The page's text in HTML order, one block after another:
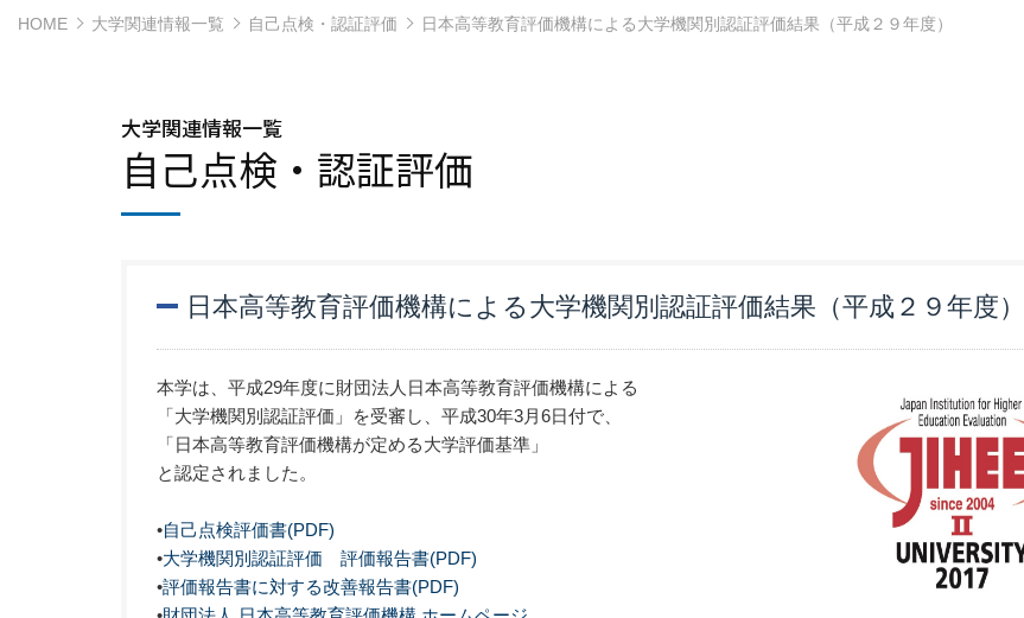
HOME 大学関連情報一覧 自己点検・認証評価 日本高等教育評価機構による大学機関別認証評価結果（平成２９年度）
大学関連情報一覧
自己点検・認証評価
日本高等教育評価機構による大学機関別認証評価結果（平成２９年度）
本学は、平成29年度に財団法人日本高等教育評価機構による
「大学機関別認証評価」を受審し、平成30年3月6日付で、
「日本高等教育評価機構が定める大学評価基準」
と認定されました。
•自己点検評価書(PDF)
•大学機関別認証評価 評価報告書(PDF)
•評価報告書に対する改善報告書(PDF)